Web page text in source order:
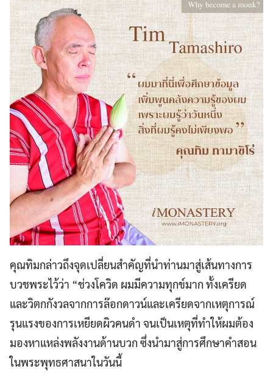
คุณทิมกล่าวถึงจุดเปลี่ยนสำคัญที่นำท่านมาสู่เส้นทางการ
บวชพระไว้ว่า “ช่วงโควิด ผมมีความทุกข์มาก ทั้งเครียด
และวิตกกังวลจากการล๊อกดาวน์และเครียดจากเหตุการณ์
รุนแรงของการเหยียดผิวคนดำ จนเป็นเหตุที่ทำให้ผมต้อง
มองหาแหล่งพลังงานด้านบวก ซึ่งนำมาสู่การศึกษาคำสอน
ในพระพุทธศาสนาในวันนี้